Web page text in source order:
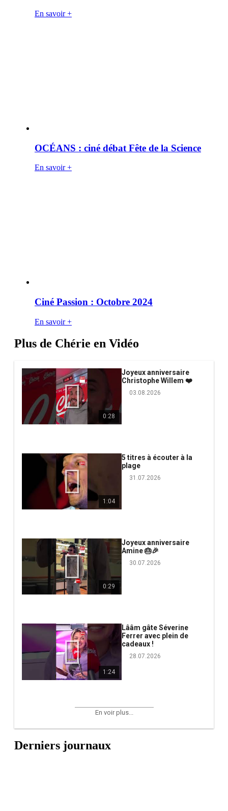
En savoir +
OCÉANS : ciné débat Fête de la Science
En savoir +
Ciné Passion : Octobre 2024
En savoir +
Plus de Chérie en Vidéo
0:28
Joyeux anniversaire
Christophe Willem ❤️
03.08.2026
1:04
5 titres à écouter à la
plage
31.07.2026
0:29
Joyeux anniversaire
Amine 🎂🎉
30.07.2026
1:24
Lââm gâte Séverine
Ferrer avec plein de
cadeaux !
28.07.2026
En voir plus...
Derniers journaux